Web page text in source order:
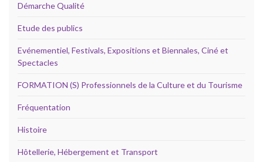
Démarche Qualité
Etude des publics
Evénementiel, Festivals, Expositions et Biennales, Ciné et
Spectacles
FORMATION (S) Professionnels de la Culture et du Tourisme
Fréquentation
Histoire
Hôtellerie, Hébergement et Transport